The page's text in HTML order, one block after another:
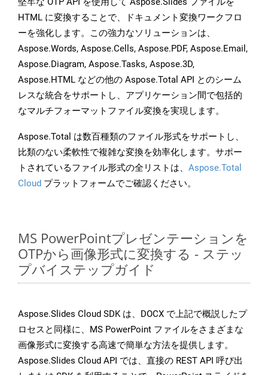
HTML に変換することで、ドキュメント変換ワークフロ
ーを強化します。この強力なソリューションは、
Aspose.Words, Aspose.Cells, Aspose.PDF, Aspose.Email,
Aspose.Diagram, Aspose.Tasks, Aspose.3D,
Aspose.HTML などの他の Aspose.Total API とのシーム
レスな統合をサポートし、アプリケーション間で包括的
なマルチフォーマットファイル変換を実現します。
Aspose.Total は数百種類のファイル形式をサポートし、
比類のない柔軟性で複雑な変換を効率化します。サポー
トされているファイル形式の全リストは、 Aspose.Total
Cloud プラットフォームでご確認ください。
MS PowerPointプレゼンテーションを
OTPから画像形式に変換する - ステッ
プバイステップガイド
Aspose.Slides Cloud SDK は、DOCX で上記で概説したプ
ロセスと同様に、MS PowerPoint ファイルをさまざまな
画像形式に変換する高速で簡単な方法を提供します。
Aspose.Slides Cloud API では、直接の REST API 呼び出